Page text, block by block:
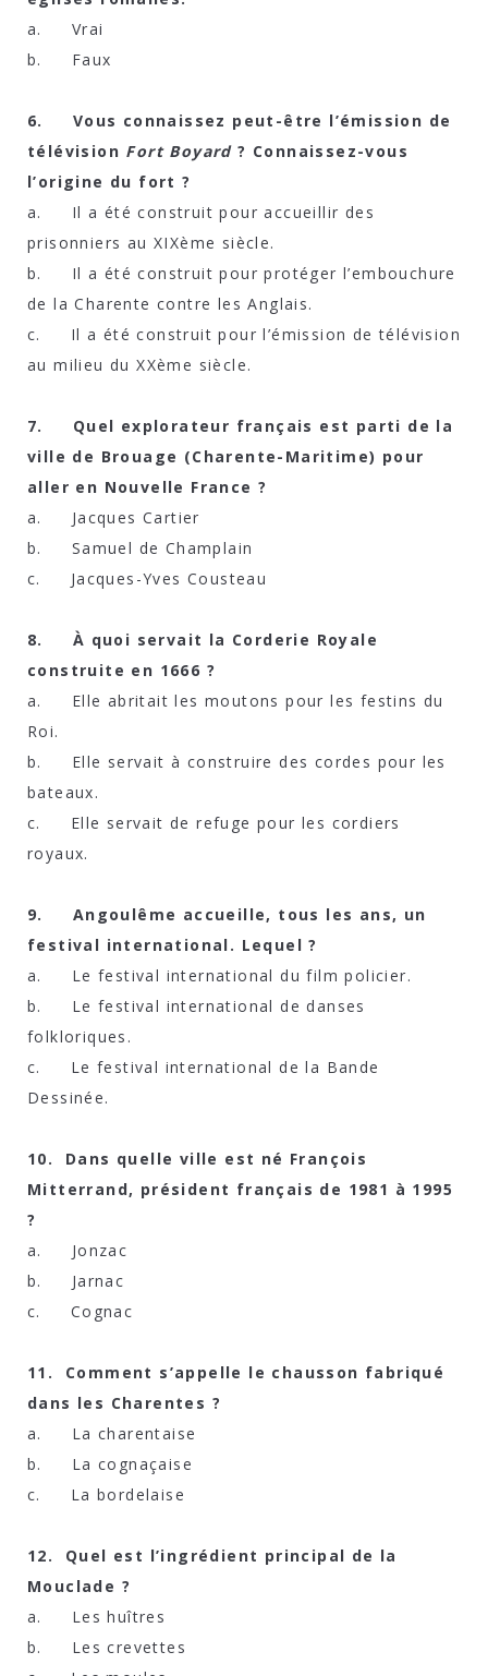
a. Vrai
b. Faux
6. Vous connaissez peut-être l’émission de
télévision Fort Boyard? Connaissez-vous
l’origine du fort ?
a. Il a été construit pour accueillir des
prisonniers au XIXème siècle.
b. Il a été construit pour protéger l’embouchure
de la Charente contre les Anglais.
c. Il a été construit pour l’émission de télévision
au milieu du XXème siècle.
7. Quel explorateur français est parti de la
ville de Brouage (Charente-Maritime) pour
aller en Nouvelle France ?
a. Jacques Cartier
b. Samuel de Champlain
c. Jacques-Yves Cousteau
8. À quoi servait la Corderie Royale
construite en 1666 ?
a. Elle abritait les moutons pour les festins du
Roi.
b. Elle servait à construire des cordes pour les
bateaux.
c. Elle servait de refuge pour les cordiers
royaux.
9. Angoulême accueille, tous les ans, un
festival international. Lequel ?
a. Le festival international du film policier.
b. Le festival international de danses
folkloriques.
c. Le festival international de la Bande
Dessinée.
10. Dans quelle ville est né François
Mitterrand, président français de 1981 à 1995
?
a. Jonzac
b. Jarnac
c. Cognac
11. Comment s’appelle le chausson fabriqué
dans les Charentes ?
a. La charentaise
b. La cognaçaise
c. La bordelaise
12. Quel est l’ingrédient principal de la
Mouclade ?
a. Les huîtres
b. Les crevettes